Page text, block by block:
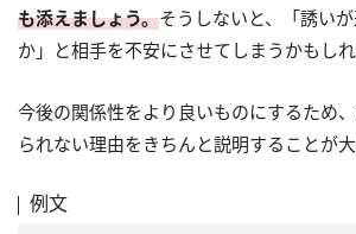
も添えましょう。そうしないと、「誘い
か」と相手を不安にさせてしまうかもしれ
今後の関係性をより良いものにするため
られない理由をきちんと説明することが大
例文